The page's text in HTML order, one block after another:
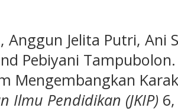
Anggun Jelita Putri, Ani
Pebiyani
Mengembangkan
Ilmu Pendidikan (JKIP)